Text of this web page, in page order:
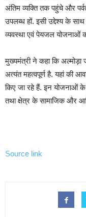
अंतिम व्यक्ति तक पहुंचे और
उपलब्ध हों. इसी उद्देश्य के
व्यवस्था एवं पेयजल योजनाओं
मुख्यमंत्री ने कहा कि अल्मोड़ा
अत्यंत महत्वपूर्ण है. यहां की
किए जा रहे हैं. इन योजनाओं के
तथा क्षेत्र के सामाजिक और
Source link